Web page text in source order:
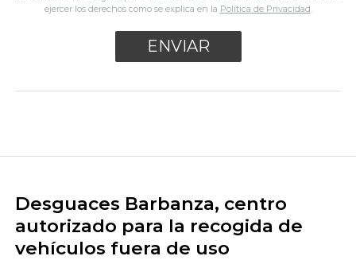
ejercer los derechos como se explica en la Política de Privacidad.
Desguaces Barbanza, centro
autorizado para la recogida de
vehículos fuera de uso